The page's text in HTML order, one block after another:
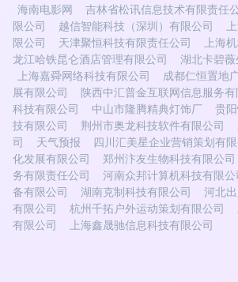
海南电影网
吉林省松讯信息技术有限责任
限公司
越信智能科技（深圳）有限公司
限公司
天津聚恒科技有限责任公司 上海
龙江哈铁昆仑酒店管理有限公司
湖北卡碧薇
上海嘉舜网络科技有限公司
成都仁恒置地
展有限公司
陕西中汇普金互联网信息服务有
科技有限公司
中山市隆腾精典灯饰厂
贵
技有限公司
荆州市奥龙科技软件有限公司
司
天气预报 四川汇美星企业营销策划有限
化发展有限公司
郑州汴友生物科技有限公司
务有限责任公司
河南众邦计算机科技有限公
备有限公司
湖南克制科技有限公司
河北
有限公司
杭州千拓户外运动策划有限公司
有限公司
上海鑫晟驰信息科技有限公司